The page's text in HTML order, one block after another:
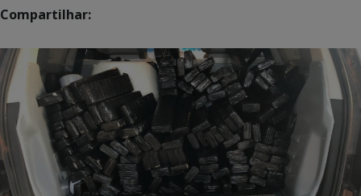
Compartilhar: